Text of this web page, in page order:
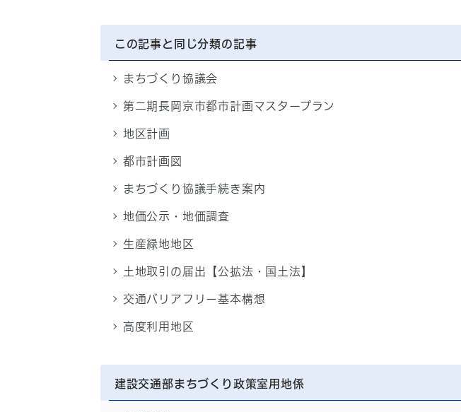
この記事と同じ分類の記事
まちづくり協議会
第二期長岡京市都市計画マスタープラン
地区計画
都市計画図
まちづくり協議手続き案内
地価公示・地価調査
生産緑地地区
土地取引の届出【公拡法・国土法】
交通バリアフリー基本構想
高度利用地区
建設交通部まちづくり政策室用地係